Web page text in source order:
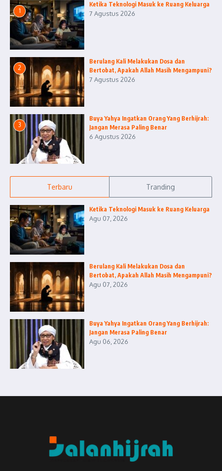
1
Ketika Teknologi Masuk ke Ruang Keluarga
7 Agustus 2026
2
Berulang Kali Melakukan Dosa dan
Bertobat, Apakah Allah Masih Mengampuni?
7 Agustus 2026
3
Buya Yahya Ingatkan Orang Yang Berhijrah:
Jangan Merasa Paling Benar
6 Agustus 2026
Terbaru Tranding
Ketika Teknologi Masuk ke Ruang Keluarga
Agu 07, 2026
Berulang Kali Melakukan Dosa dan
Bertobat, Apakah Allah Masih Mengampuni?
Agu 07, 2026
Buya Yahya Ingatkan Orang Yang Berhijrah:
Jangan Merasa Paling Benar
Agu 06, 2026